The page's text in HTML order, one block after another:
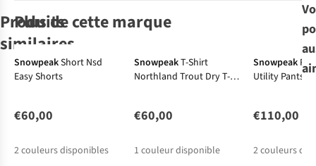
Produits
similaires
Jack Wolfskin
Shorts M
Jack Wolfskin
Shorts M
Jack Wolfskin
Shorts M
The North Face
Exploration
Short
Plus de cette marque
SnowpeakShort Nsd
Easy Shorts
€60,00
2couleurs disponibles
SnowpeakT-Shirt
Northland Trout Dry T-
€60,00
1 couleur disponible
Snowpeak
Utility Pants
€110,00
2couleurs